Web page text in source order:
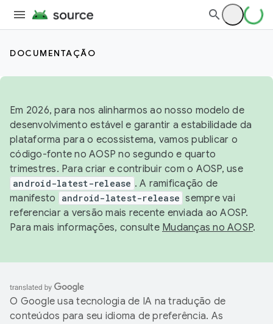
DOCUMENTAÇÃO
Em 2026, para nos alinharmos ao nosso modelo de
desenvolvimento estável e garantir a estabilidade da
plataforma para o ecossistema, vamos publicar o
código-fonte no AOSP no segundo e quarto
trimestres. Para criar e contribuir com o AOSP, use
android-latest-release . A ramificação de
manifesto
android-latest-release sempre vai
referenciar a versão mais recente enviada ao AOSP.
Para mais informações, consulte Mudanças no AOSP.
O Google usa tecnologia de IA na tradução de
conteúdos para seu idioma de preferência. As